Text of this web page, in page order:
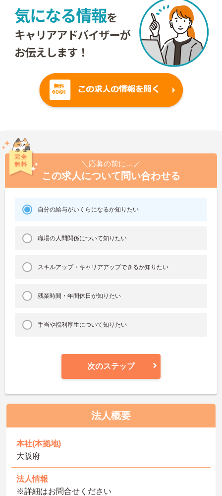
＼応募の前に…／
この求人について問い合わせる
自分の給与がいくらになるか知りたい
職場の人間関係について知りたい
スキルアップ・キャリアアップできるか知りたい
残業時間・年間休日が知りたい
手当や福利厚生について知りたい
次のステップ
法人概要
本社(本拠地)
大阪府
法人情報
※詳細はお問合せください